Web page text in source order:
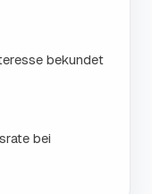
bekundet
bei